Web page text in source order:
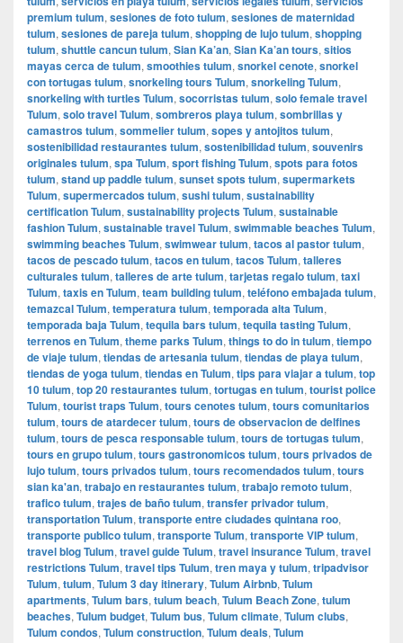
premium tulum, sesiones de foto tulum, sesiones de maternidad
tulum, sesiones de pareja tulum, shopping de lujo tulum, shopping
tulum, shuttle cancun tulum, Sian Ka’an, Sian Ka’an tours, sitios
mayas cerca de tulum, smoothies tulum, snorkel cenote, snorkel
con tortugas tulum, snorkeling tours Tulum, snorkeling Tulum,
snorkeling with turtles Tulum, socorristas tulum, solo female travel
Tulum, solo travel Tulum, sombreros playa tulum, sombrillas y
camastros tulum, sommelier tulum, sopes y antojitos tulum,
sostenibilidad restaurantes tulum, sostenibilidad tulum, souvenirs
originales tulum, spa Tulum, sport fishing Tulum, spots para fotos
tulum, stand up paddle tulum, sunset spots tulum, supermarkets
Tulum, supermercados tulum, sushi tulum, sustainability
certification Tulum, sustainability projects Tulum, sustainable
fashion Tulum, sustainable travel Tulum, swimmable beaches Tulum,
swimming beaches Tulum, swimwear tulum, tacos al pastor tulum,
tacos de pescado tulum, tacos en tulum, tacos Tulum, talleres
culturales tulum, talleres de arte tulum, tarjetas regalo tulum, taxi
Tulum, taxis en Tulum, team building tulum, teléfono embajada tulum,
temazcal Tulum, temperatura tulum, temporada alta Tulum,
temporada baja Tulum, tequila bars tulum, tequila tasting Tulum,
terrenos en Tulum, theme parks Tulum, things to do in tulum, tiempo
de viaje tulum, tiendas de artesania tulum, tiendas de playa tulum,
tiendas de yoga tulum, tiendas en Tulum, tips para viajar a tulum, top
10 tulum, top 20 restaurantes tulum, tortugas en tulum, tourist police
Tulum, tourist traps Tulum, tours cenotes tulum, tours comunitarios
tulum, tours de atardecer tulum, tours de observacion de delfines
tulum, tours de pesca responsable tulum, tours de tortugas tulum,
tours en grupo tulum, tours gastronomicos tulum, tours privados de
lujo tulum, tours privados tulum, tours recomendados tulum, tours
sian ka'an, trabajo en restaurantes tulum, trabajo remoto tulum,
trafico tulum, trajes de baño tulum, transfer privador tulum,
transportation Tulum, transporte entre ciudades quintana roo,
transporte publico tulum, transporte Tulum, transporte VIP tulum,
travel blog Tulum, travel guide Tulum, travel insurance Tulum, travel
restrictions Tulum, travel tips Tulum, tren maya y tulum, tripadvisor
Tulum, tulum, Tulum 3 day itinerary, Tulum Airbnb, Tulum
apartments, Tulum bars, tulum beach, Tulum Beach Zone, tulum
beaches, Tulum budget, Tulum bus, Tulum climate, Tulum clubs,
Tulum condos, Tulum construction, Tulum deals, Tulum